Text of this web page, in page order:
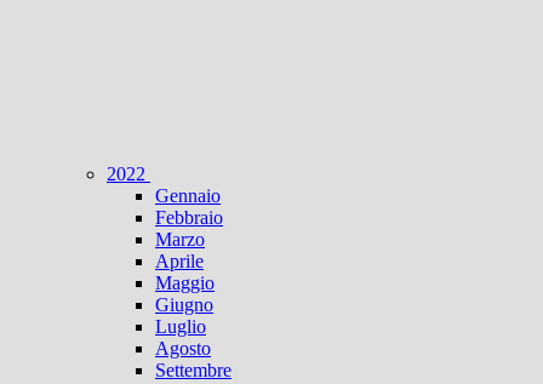
2022
Gennaio
Febbraio
Marzo
Aprile
Maggio
Giugno
Luglio
Agosto
Settembre